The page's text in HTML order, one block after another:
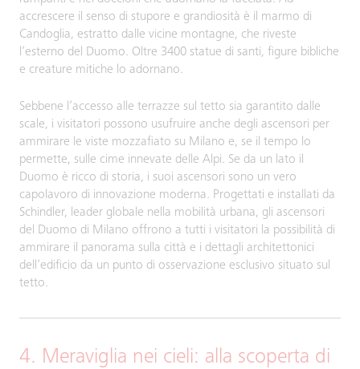
accrescere il senso di stupore e grandiosità è il marmo di
Candoglia, estratto dalle vicine montagne, che riveste
l’esterno del Duomo. Oltre 3400 statue di santi, figure bibliche
e creature mitiche lo adornano.
Sebbene l’accesso alle terrazze sul tetto sia garantito dalle
scale, i visitatori possono usufruire anche degli ascensori per
ammirare le viste mozzafiato su Milano e, se il tempo lo
permette, sulle cime innevate delle Alpi. Se da un lato il
Duomo è ricco di storia, i suoi ascensori sono un vero
capolavoro di innovazione moderna. Progettati e installati da
Schindler, leader globale nella mobilità urbana, gli ascensori
del Duomo di Milano offrono a tutti i visitatori la possibilità di
ammirare il panorama sulla città e i dettagli architettonici
dell’edificio da un punto di osservazione esclusivo situato sul
tetto.
4. Meraviglia nei cieli: alla scoperta di